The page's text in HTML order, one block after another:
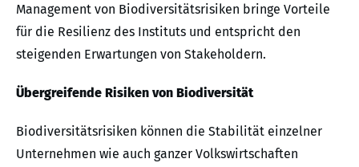
Management von Biodiversitätsrisiken bringe Vorteile
für die Resilienz des Instituts und entspricht den
steigenden Erwartungen von Stakeholdern.
Übergreifende Risiken von Biodiversität
Biodiversitätsrisiken können die Stabilität einzelner
Unternehmen wie auch ganzer Volkswirtschaften